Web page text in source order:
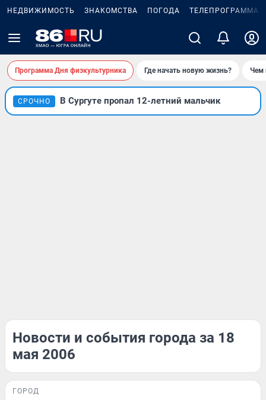
НЕДВИЖИМОСТЬ ЗНАКОМСТВА ПОГОДА ТЕЛЕПРОГРАММА
Программа Дня физкультурника Где начать новую жизнь? Чем
СРОЧНО В Сургуте пропал 12-летний мальчик
Новости и события города за 18
мая 2006
ГОРОД